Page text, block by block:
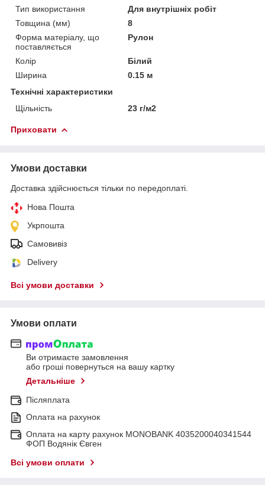
Тип використання
Для внутрішніх робіт
Товщина (мм)
8
Форма матеріалу, що
поставляється
Рулон
Колір
Білий
Ширина
0.15 м
Технічні характеристики
Щільність
23 г/м2
Приховати
Умови доставки
Доставка здійснюється тільки по передоплаті.
Нова Пошта
Укрпошта
Самовивіз
Delivery
Всі умови доставки
Умови оплати
Ви отримаєте замовлення
або гроші повернуться на вашу картку
Детальніше
Післяплата
Оплата на рахунок
Оплата на карту рахунок MONOBANK 4035200040341544
ФОП Водянік Євген
Всі умови оплати